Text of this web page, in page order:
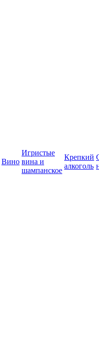
Вино
Игристые
вина и
шампанское
Крепкий
алкоголь